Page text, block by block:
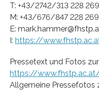
T: +43/2742/313 228 269
M: +43/676/847 228 269
E:
I: https://
Pressetext und Fotos
https://
Allgemeine